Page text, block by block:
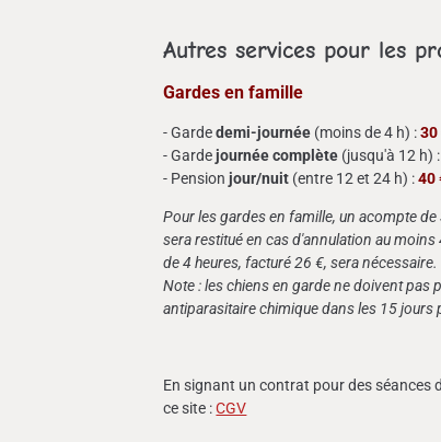
Autres services pour les
Gardes en famille
- Gardedemi-journée (moins de 4 h) :30
- Gardejournée complète (jusqu'à 12 h)
- Pensionjour/nuit (entre 12 et 24 h) :40
Pour les gardes en famille, un acompte
sera restitué en cas d'annulation au
de 4 heures, facturé 26 €, sera nécessaire.
Note : les chiens en garde ne doivent pas
antiparasitaire chimique dans les 15
En signant un contrat pour des séances
ce site :CGV